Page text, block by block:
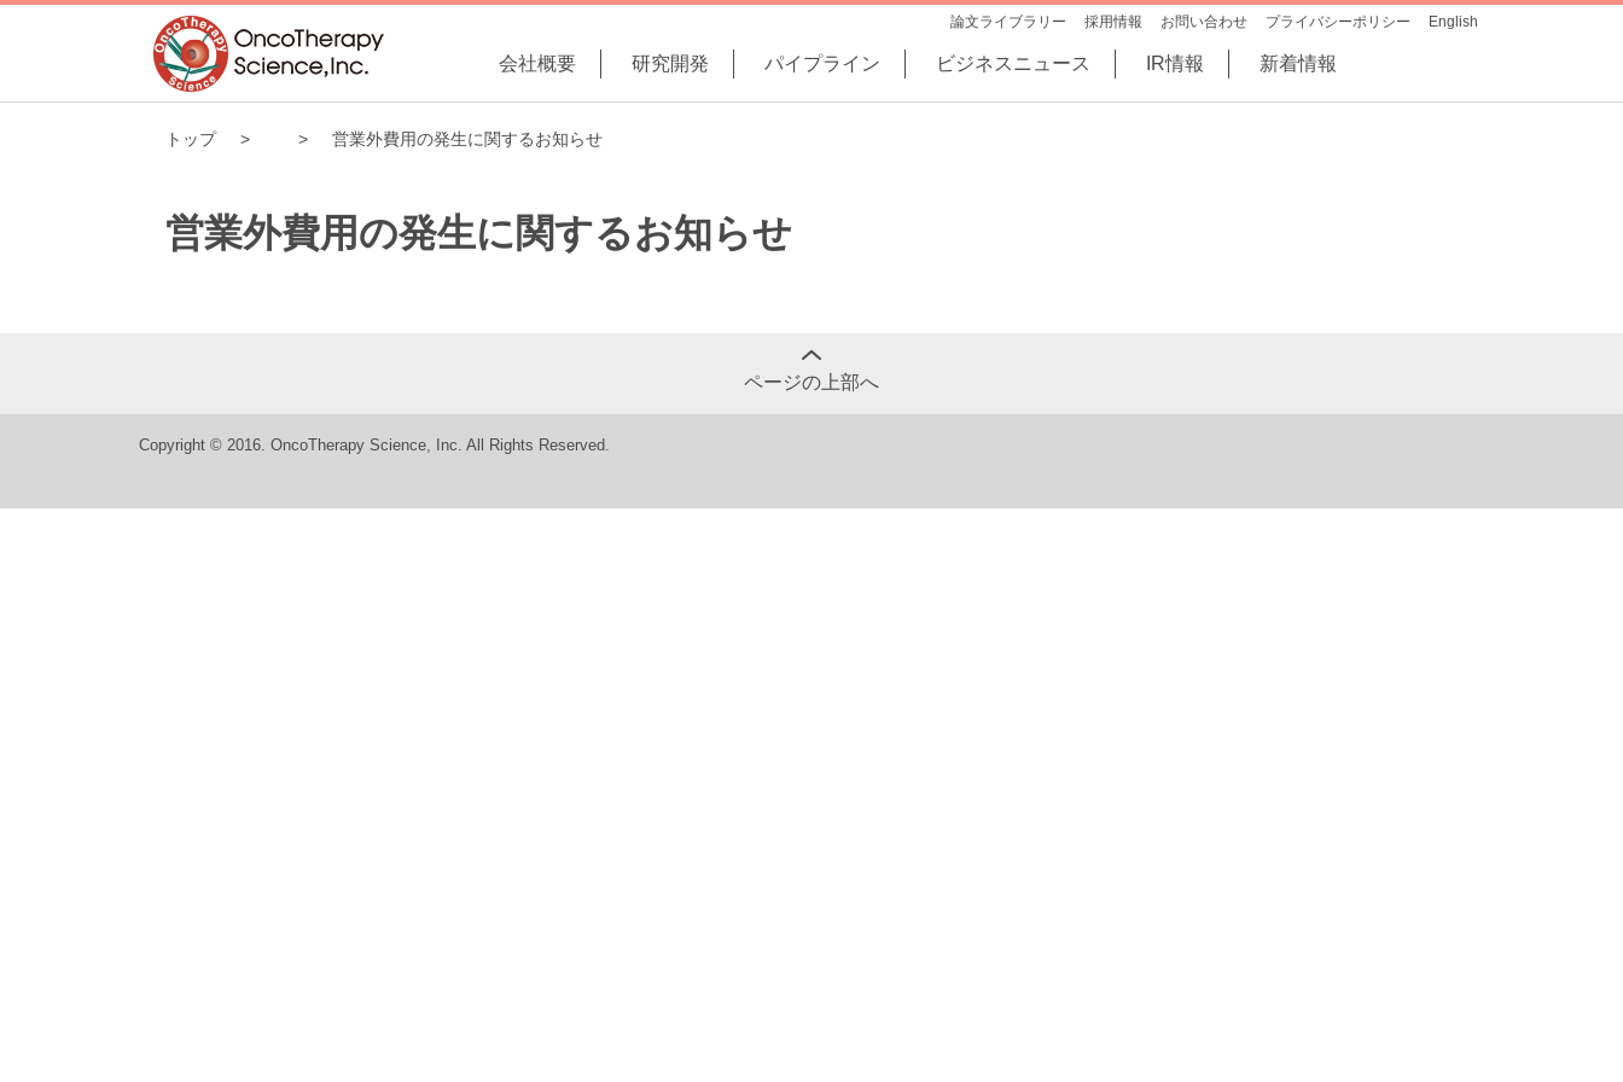
論文ライブラリー 採用情報 お問い合わせ プライバシーポリシー English
会社概要 研究開発 パイプライン ビジネスニュース IR情報 新着情報
トップ 営業外費用の発生に関するお知らせ
営業外費用の発生に関するお知らせ
ページの上部へ
Copyright © 2016. OncoTherapy Science, Inc. All Rights Reserved.